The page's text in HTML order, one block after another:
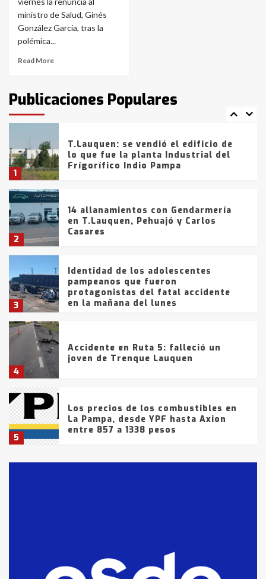
ministro de Salud, Ginés
González García, tras la
polémica...
Read More
Publicaciones Populares
6
La Bolsa de Cereales de Bahía
Blanca anticipa que Agosto vendrá
con lluvias y heladas, en gran parte
fueron detenidos por
comercialización de drogas en la
tarde del sábado
1
T.Lauquen: se vendió el edificio de
lo que fue la planta Industrial del
Frígorífico Indio Pampa
2
14 allanamientos con Gendarmería
en T.Lauquen, Pehuajó y Carlos
Casares
3
Identidad de los adolescentes
pampeanos que fueron
protagonistas del fatal accidente
en la mañana del lunes
4
Accidente en Ruta 5: falleció un
joven de Trenque Lauquen
5
Los precios de los combustibles en
La Pampa, desde YPF hasta Axion
entre 857 a 1338 pesos
fueron detenidos por
comercialización de drogas en la
tarde del sábado